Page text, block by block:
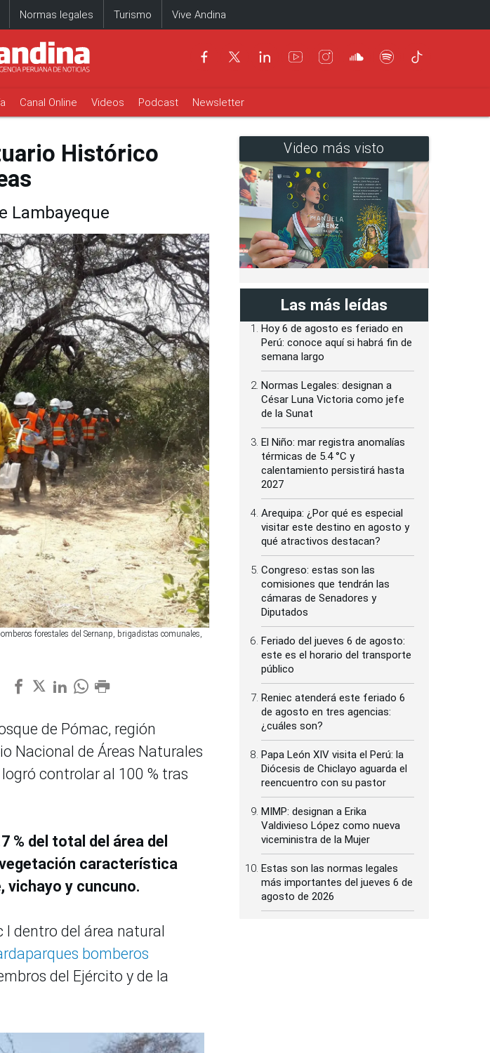
Normas legales Turismo Vive Andina
Canal Online Videos Podcast Newsletter
Histórico
Lambayeque
forestales del Sernanp, brigadistas comunales,
de Pómac, región
Nacional de Áreas Naturales
controlar al 100 % tras
% del total del área del
característica
y cuncuno.
I dentro del área natural
bomberos
del Ejército y de la
Video más visto
Las más leídas
Hoy 6 de agosto es feriado en
Perú: conoce aquí si habrá fin de
semana largo
Normas Legales: designan a
César Luna Victoria como jefe
de la Sunat
El Niño: mar registra anomalías
térmicas de 5.4 °C y
calentamiento persistirá hasta
2027
Arequipa: ¿Por qué es especial
visitar este destino en agosto y
qué atractivos destacan?
Congreso: estas son las
comisiones que tendrán las
cámaras de Senadores y
Diputados
Feriado del jueves 6 de agosto:
este es el horario del transporte
público
Reniec atenderá este feriado 6
de agosto en tres agencias:
¿cuáles son?
Papa León XIV visita el Perú: la
Diócesis de Chiclayo aguarda el
reencuentro con su pastor
MIMP: designan a Erika
Valdivieso López como nueva
viceministra de la Mujer
Estas son las normas legales
más importantes del jueves 6 de
agosto de 2026